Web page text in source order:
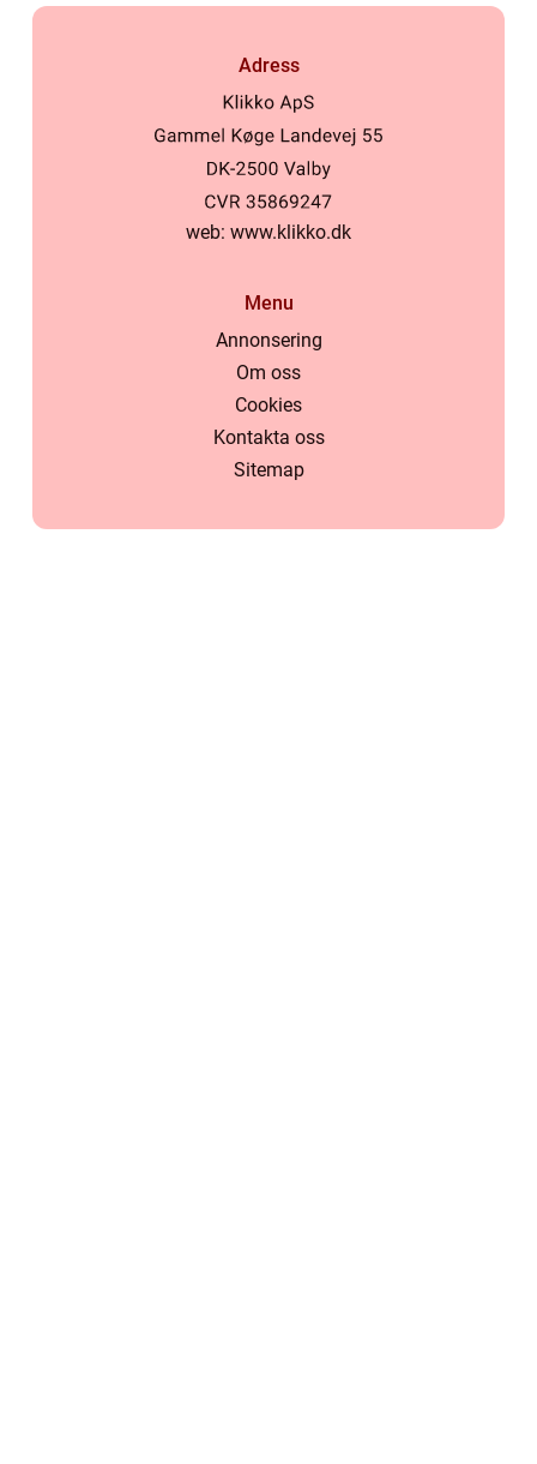
Adress
web: www.klikko.dk
Menu
Annonsering
Om oss
Cookies
Kontakta oss
Sitemap